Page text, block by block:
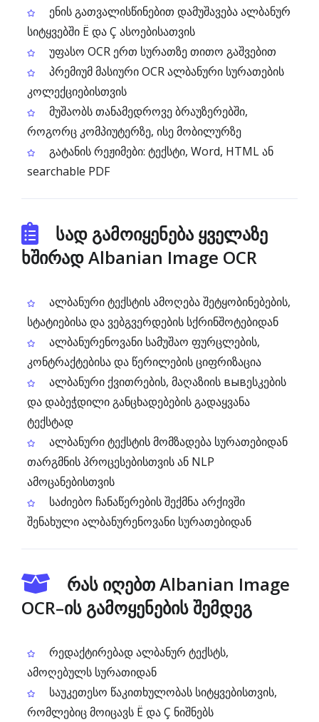
ენის გათვალისწინებით დამუშავება ალბანურ
სიტყვებში Ë და Ç ასოებისათვის
უფასო OCR ერთ სურათზე თითო გაშვებით
პრემიუმ მასიური OCR ალბანური სურათების
კოლექციებისთვის
მუშაობს თანამედროვე ბრაუზერებში,
როგორც კომპიუტერზე, ისე მობილურზე
გატანის რეჟიმები: ტექსტი, Word, HTML ან
searchable PDF
სად გამოიყენება ყველაზე
ხშირად Albanian Image OCR
ალბანური ტექსტის ამოღება შეტყობინებების,
სტატიებისა და ვებგვერდების სქრინშოტებიდან
ალბანურენოვანი სამუშაო ფურცლების,
კონტრაქტებისა და წერილების ციფრიზაცია
ალბანური ქვითრების, მაღაზიის вывესკების
და დაბეჭდილი განცხადებების გადაყვანა
ტექსტად
ალბანური ტექსტის მომზადება სურათებიდან
თარგმნის პროცესებისთვის ან NLP
ამოცანებისთვის
საძიებო ჩანაწერების შექმნა არქივში
შენახული ალბანურენოვანი სურათებიდან
რას იღებთ Albanian Image
OCR–ის გამოყენების შემდეგ
რედაქტირებად ალბანურ ტექსტს,
ამოღებულს სურათიდან
საუკეთესო წაკითხულობას სიტყვებისთვის,
რომლებიც მოიცავს Ë და Ç ნიშნებს